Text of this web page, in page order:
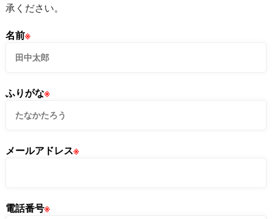
承ください。
名前※
ふりがな※
メールアドレス※
電話番号※